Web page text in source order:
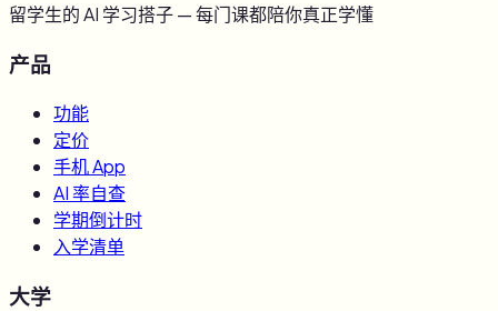
留学生的 AI 学习搭子 — 每门课都陪你真正学懂
产品
功能
定价
手机 App
AI 率自查
学期倒计时
入学清单
大学